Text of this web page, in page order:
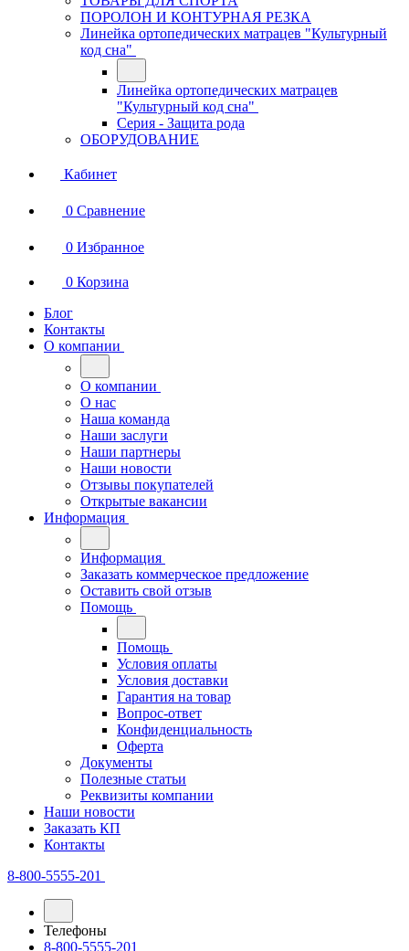
ПОРОЛОН И КОНТУРНАЯ РЕЗКА
Линейка ортопедических матрацев "Культурный
код сна"
Линейка ортопедических матрацев
"Культурный код сна"
Серия - Защита рода
ОБОРУДОВАНИЕ
Кабинет
0 Сравнение
0 Избранное
0 Корзина
Блог
Контакты
О компании
О компании
О нас
Наша команда
Наши заслуги
Наши партнеры
Наши новости
Отзывы покупателей
Открытые вакансии
Информация
Информация
Заказать коммерческое предложение
Оставить свой отзыв
Помощь
Помощь
Условия оплаты
Условия доставки
Гарантия на товар
Вопрос-ответ
Конфиденциальность
Оферта
Документы
Полезные статьи
Реквизиты компании
Наши новости
Заказать КП
Контакты
8-800-5555-201
Телефоны
8-800-5555-201